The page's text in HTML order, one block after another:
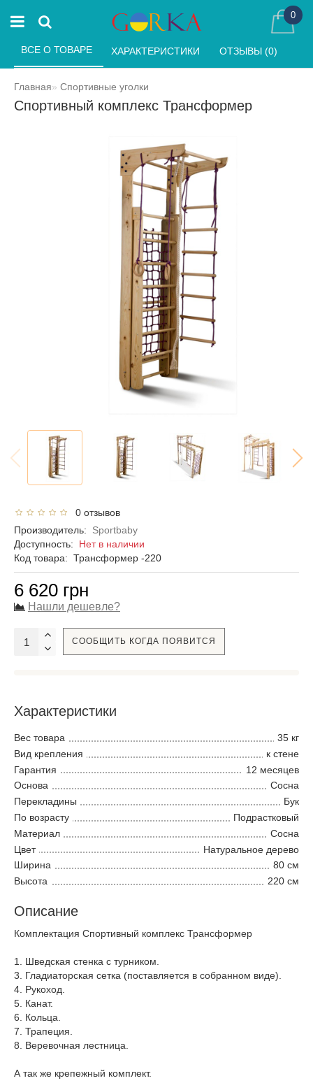
0
Главная Спортивные уголки
Спортивный комплекс Трансформер
ВСЕ О ТОВАРЕ ХАРАКТЕРИСТИКИ ОТЗЫВЫ (0)
0 отзывов
Производитель:
Sportbaby
Доступность: Нет в наличии
Код товара: Трансформер -220
6 620 грн
Нашли дешевле?
СООБЩИТЬ КОГДА ПОЯВИТСЯ
Характеристики
Вес товара
35 кг
Вид крепления
к стене
Гарантия
12 месяцев
Основа
Сосна
Перекладины
Бук
По возрасту
Подрастковый
Материал
Сосна
Цвет
Натуральное дерево
Ширина
80 см
Высота
220 см
Описание
Комплектация Спортивный комплекс Трансформер
1. Шведская стенка с турником.
3. Гладиаторская сетка (поставляется в собранном виде).
4. Рукоход.
5. Канат.
6. Кольца.
7. Трапеция.
8. Веревочная лестница.
А так же крепежный комплект.